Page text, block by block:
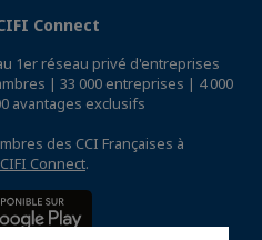
Connect
1er réseau privé d'entreprises
| 33 000 entreprises | 4 000
avantages exclusifs
des CCI Françaises à
Connect.